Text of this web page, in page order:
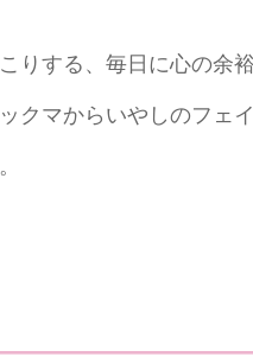
りする、毎日に心の余
クマからいやしのフェ